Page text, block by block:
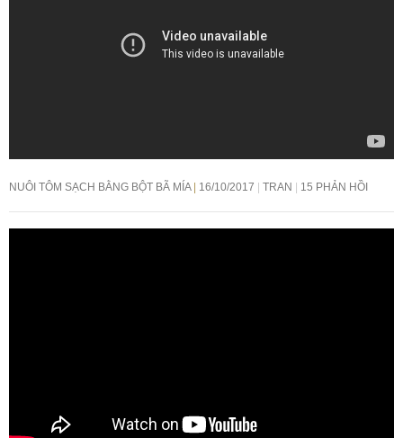
NUÔI TÔM SẠCH BẰNG BỘT BÃ MÍA 16/10/2017 TRAN 15 PHẢN HỒI